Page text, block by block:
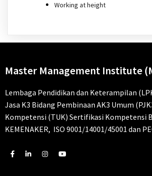
Working at height
Master Management Institute
Lembaga Pendidikan dan Keterampilan
Jasa K3 Bidang Pembinaan AK3 Umum
Kompetensi (TUK) Sertifikasi Kompetensi
KEMENAKER, ISO 9001/14001/45001 dan